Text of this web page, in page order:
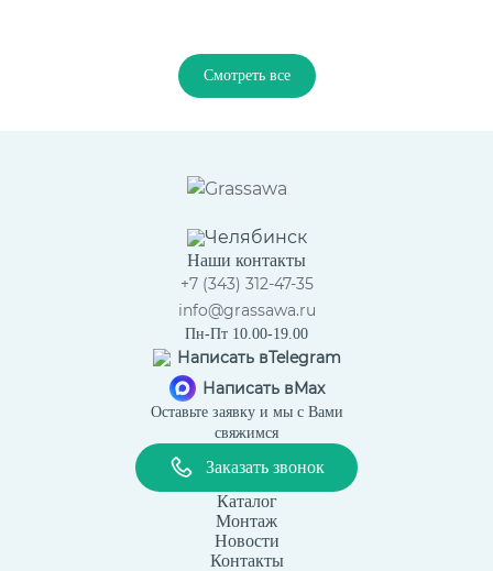
Смотреть все
Челябинск
Наши контакты
+7 (343) 312-47-35
info@grassawa.ru
Пн-Пт 10.00-19.00
Написать вTelegram
Написать вMax
Оставьте заявку и мы с Вами
свяжимся
Заказать звонок
Каталог
Монтаж
Новости
Контакты